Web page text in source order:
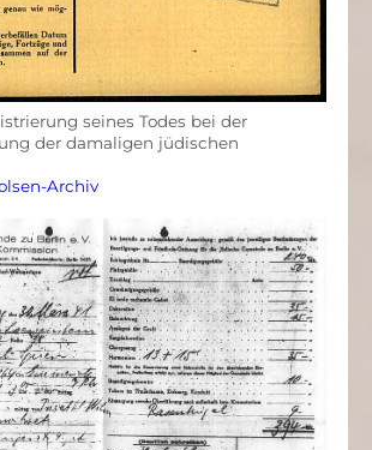
seines Todes bei der
der damaligen jüdischen
Archiv